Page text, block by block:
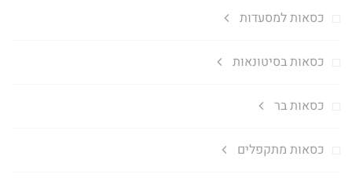
כסאות למסעדות
כסאות בסיטונאות
כסאות בר
כסאות מתקפלים